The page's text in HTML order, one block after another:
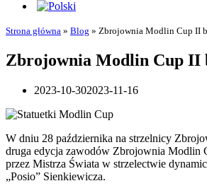
Strona główna » Blog » Zbrojownia Modlin Cup II
Zbrojownia Modlin Cup II
2023-10-302023-11-16
W dniu 28 października na strzelnicy
druga edycja zawodów Zbrojownia Modlin
przez Mistrza Świata w strzelectwie
„Posio” Sienkiewicza.